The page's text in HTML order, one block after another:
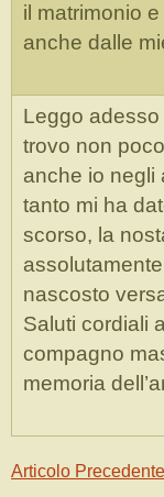
il matrimonio
anche dalle
Leggo
trovo non
anche io negli
tanto mi ha
scorso, la
nascosto
Saluti cordiali
compagno
memoria
Articolo Precedente